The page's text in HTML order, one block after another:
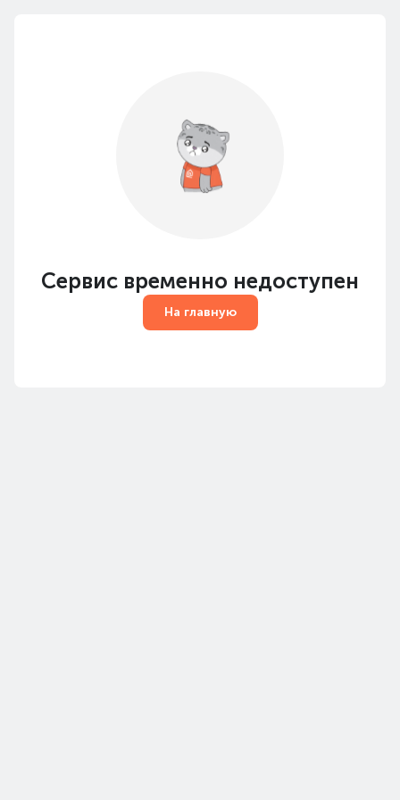
Сервис временно недоступен
На главную